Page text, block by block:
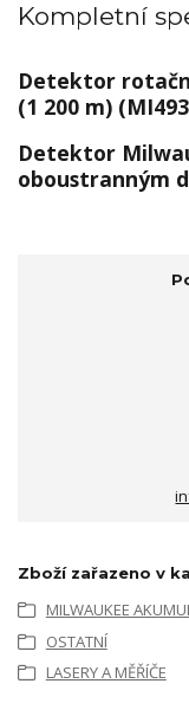
Kompletní
Detektor
(1 200 m)
Detektor
oboustranným
Zboží zařazeno v
MILWAUKEE
OSTATNÍ
LASERY A MĚŘÍČE